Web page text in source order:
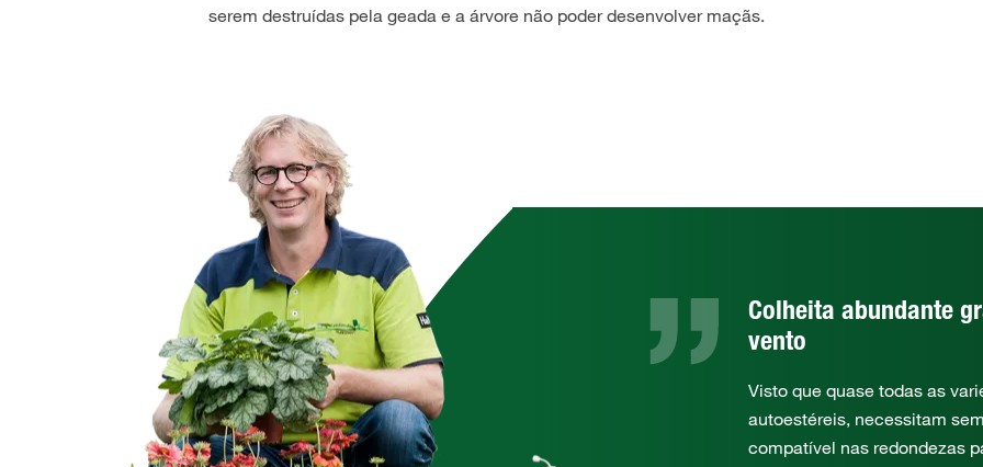
serem destruídas pela geada e a árvore não poder desenvolver maçãs.
Colheita abundante
vento
Visto que quase todas as
autoestéreis, necessitam
compatível nas redondezas